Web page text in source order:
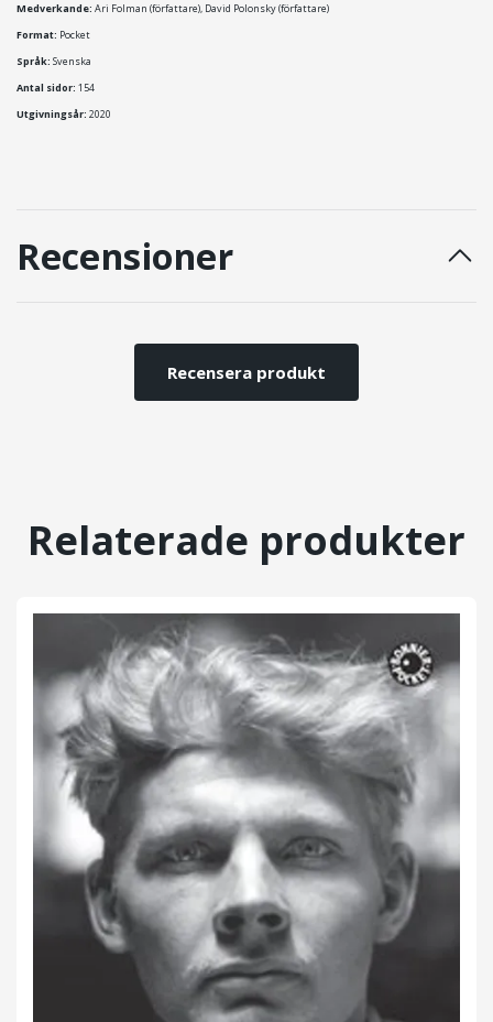
Medverkande: Ari Folman (författare), David Polonsky (författare)
Format: Pocket
Språk: Svenska
Antal sidor: 154
Utgivningsår: 2020
Recensioner
Recensera produkt
Relaterade produkter